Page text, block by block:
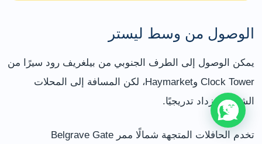
الوصول من وسط ليستر
يمكن الوصول إلى الطرف الجنوبي من بيلغريف رود سيرًا من
Clock Tower وHaymarket، لكن المسافة إلى المحلات
الشمالية تزداد تدريجيًا.
تخدم الحافلات المتجهة شمالًا ممر Belgrave Gate